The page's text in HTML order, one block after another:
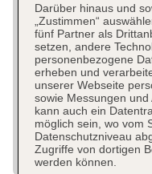
Darüber hinaus und
„Zustimmen“
fünf Partner als
setzen, andere
personenbezogene
erheben und
unserer Webseite
sowie Messungen
kann auch ein
möglich sein, wo vom
Datenschutzniveau
Zugriffe von dortigen
werden können.